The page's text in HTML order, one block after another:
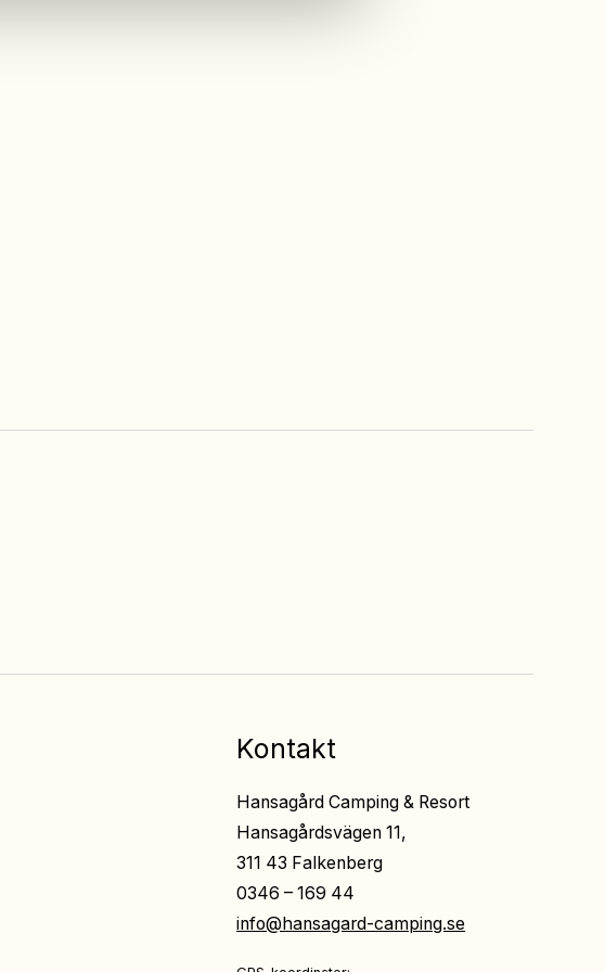
Kontakt
Hansagård Camping & Resort
Hansagårdsvägen 11,
311 43 Falkenberg
0346 – 169 44
info@hansagard-camping.se